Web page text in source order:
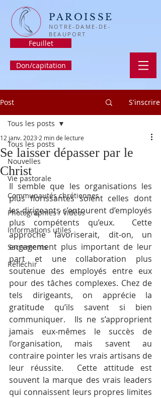
PAROISSE
NOTRE-DAME-DE-
BEAUPORT
Feuillet
Don/capitation
Post S'inscrire
Tous les posts
Nouvelles
Vie pastorale
Communautés chrétiennes
Photographies / Vidéos
Informations utiles
Sacrements
Réfléchir
Tous les posts
Se laisser dépasser par le
Christ
12 janv. 2023 2 min de lecture
Il semble que les organisations les
plus florissantes soient celles dont
les dirigeants s’entourent d’employés
plus compétents qu’eux.  Cette
approche favoriserait, dit-on, un
engagement plus important de leur
part et une collaboration plus
soutenue des employés entre eux
pour des tâches complexes. Chez de
tels dirigeants, on apprécie la
gratitude qu’ils savent si bien
communiquer.  Ils ne s’approprient
jamais eux-mêmes le succès de
l’organisation, mais savent au
contraire pointer les vrais artisans de
leur réussite.  Cette attitude est
souvent la marque des vrais leaders
qui connaissent leurs propres limites